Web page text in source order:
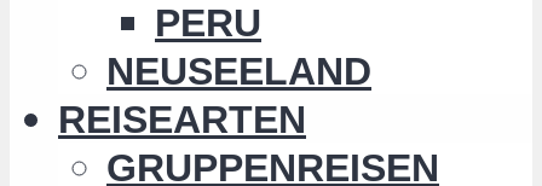
PERU
NEUSEELAND
REISEARTEN
GRUPPENREISEN